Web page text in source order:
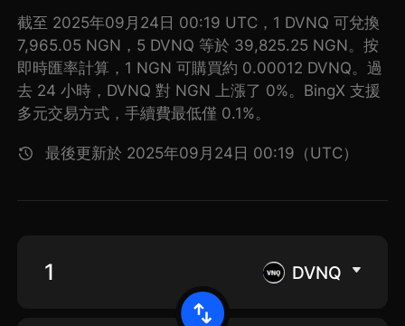
截至 2025年09月24日 00:19 UTC，1 DVNQ 可兌換
7,965.05 NGN，5 DVNQ 等於 39,825.25 NGN。按
即時匯率計算，1 NGN 可購買約 0.00012 DVNQ。過
去 24 小時，DVNQ 對 NGN 上漲了 0%。BingX 支援
多元交易方式，手續費最低僅 0.1%。
最後更新於 2025年09月24日 00:19（UTC）
DVNQ